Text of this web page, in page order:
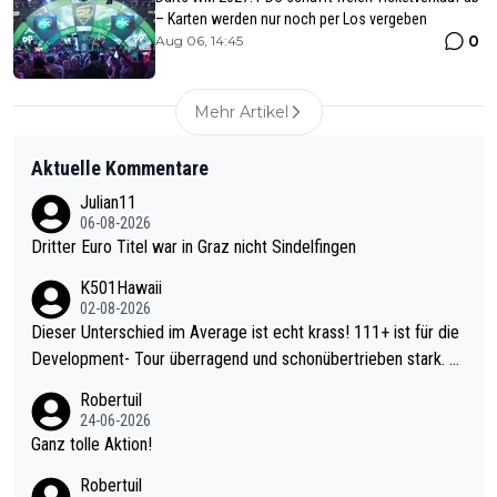
– Karten werden nur noch per Los vergeben
Aug 06, 14:45 0
Mehr Artikel
Aktuelle Kommentare
Julian11
06-08-2026
Dritter Euro Titel war in Graz nicht Sindelfingen
K501Hawaii
02-08-2026
Dieser Unterschied im Average ist echt krass! 111+ ist für die
Development- Tour überragend und schonübertrieben stark. U
mal 40+ erst recht. Da gewinnst keinen Blumentopf - ist ja noc
h krasser wie ein Pokalspiel eines Kreisligisten vs einem Bund
Robertuil
24-06-2026
Ganz tolle Aktion!
Robertuil